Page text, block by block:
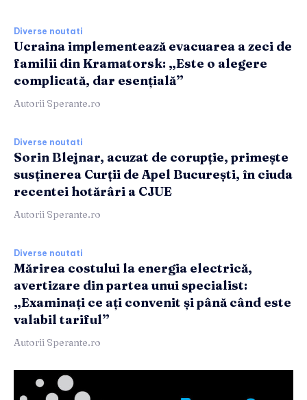
Diverse noutati
Ucraina implementează evacuarea a zeci de
familii din Kramatorsk: „Este o alegere
complicată, dar esențială”
Autorii Sperante.ro
Diverse noutati
Sorin Blejnar, acuzat de corupție, primește
susținerea Curții de Apel București, în ciuda
recentei hotărâri a CJUE
Autorii Sperante.ro
Diverse noutati
Mărirea costului la energia electrică,
avertizare din partea unui specialist:
„Examinați ce ați convenit și până când este
valabil tariful”
Autorii Sperante.ro